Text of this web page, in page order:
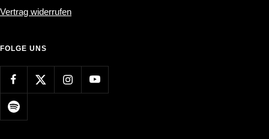
Vertrag widerrufen
FOLGE UNS